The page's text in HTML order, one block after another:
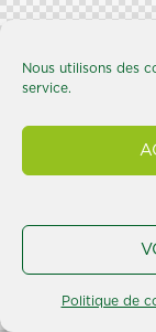
Nous utilisons des
service.
Politique de